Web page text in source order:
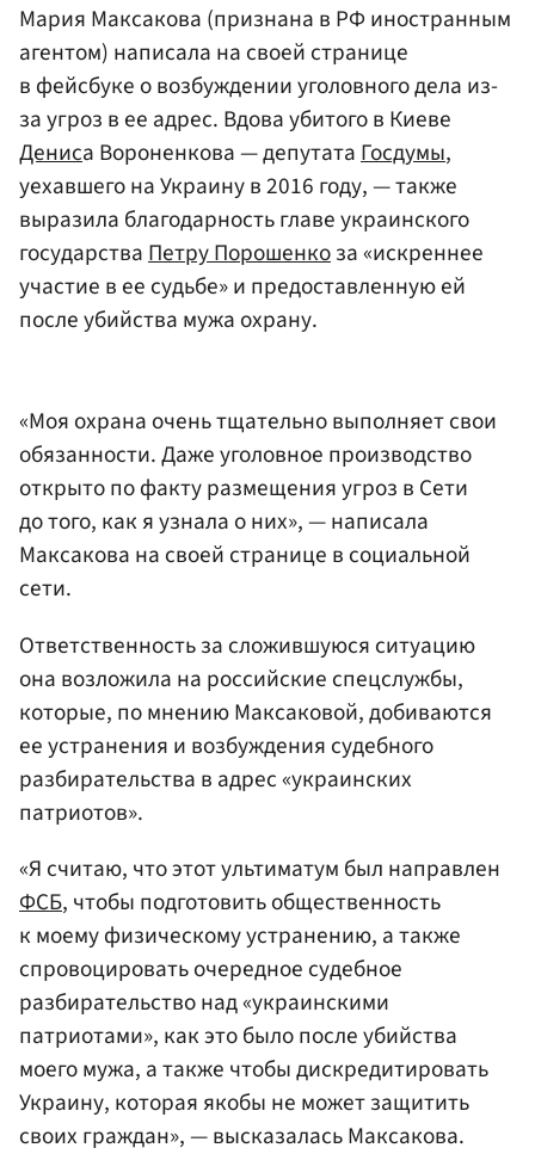
Мария Максакова (признана в РФ иностранным
агентом) написала на своей странице
в фейсбуке о возбуждении уголовного дела из-
за угроз в ее адрес. Вдова убитого в Киеве
Дениса Вороненкова — депутатаГосдумы,
уехавшего на Украину в 2016 году, — также
выразила благодарность главе украинского
государстваПетру Порошенкоза «искреннее
участие в ее судьбе» и предоставленную ей
после убийства мужа охрану.
«Моя охрана очень тщательно выполняет свои
обязанности. Даже уголовное производство
открыто по факту размещения угроз в Сети
до того, как я узнала о них», — написала
Максакова на своей странице в социальной
сети.
Ответственность за сложившуюся ситуацию
она возложила на российские спецслужбы,
которые, по мнению Максаковой, добиваются
ее устранения и возбуждения судебного
разбирательства в адрес «украинских
патриотов».
«Я считаю, что этот ультиматум был направлен
ФСБ, чтобы подготовить общественность
к моему физическому устранению, а также
спровоцировать очередное судебное
разбирательство над «украинскими
патриотами», как это было после убийства
моего мужа, а также чтобы дискредитировать
Украину, которая якобы не может защитить
своих граждан», — высказалась Максакова.